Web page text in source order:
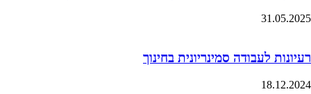
31.05.2025
רעיונות לעבודה סמינריונית בחינוך
18.12.2024